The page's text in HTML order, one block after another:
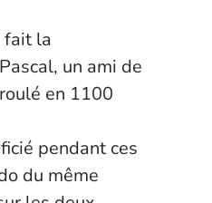
fait la
un ami de
en 1100
pendant ces
du même